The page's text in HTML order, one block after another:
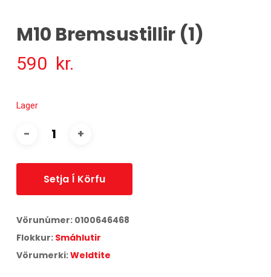
M10 Bremsustillir (1)
590 kr.
Lager
Setja Í Körfu
Vörunúmer: 0100646468
Flokkur: Smáhlutir
Vörumerki:Weldtite